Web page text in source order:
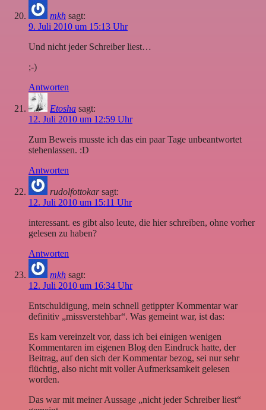
mkh sagt:
9. Juli 2010 um 15:13 Uhr
Und nicht jeder Schreiber liest…
;-)
Antworten
Etosha sagt:
12. Juli 2010 um 12:59 Uhr
Zum Beweis musste ich das ein paar Tage unbeantwortet
stehenlassen. :D
Antworten
rudolfottokar sagt:
12. Juli 2010 um 15:11 Uhr
interessant. es gibt also leute, die hier schreiben, ohne vorher
gelesen zu haben?
Antworten
mkh sagt:
12. Juli 2010 um 16:34 Uhr
Entschuldigung, mein schnell getippter Kommentar war
definitiv „missverstehbar“. Was gemeint war, ist das:
Es kam vereinzelt vor, dass ich bei einigen wenigen
Kommentaren im eigenen Blog den Eindruck hatte, der
Beitrag, auf den sich der Kommentar bezog, sei nur sehr
flüchtig, also nicht mit voller Aufmerksamkeit gelesen
worden.
Das war mit meiner Aussage „nicht jeder Schreiber liest“